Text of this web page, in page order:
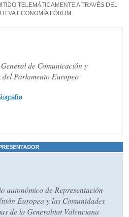
TELEMÁTICAMENTE A TRAVÉS DEL
ECONOMÍA FÓRUM.
de Comunicación y
del Parlamento Europeo
autonómico de Representación
Europea y las Comunidades
de la Generalitat Valenciana